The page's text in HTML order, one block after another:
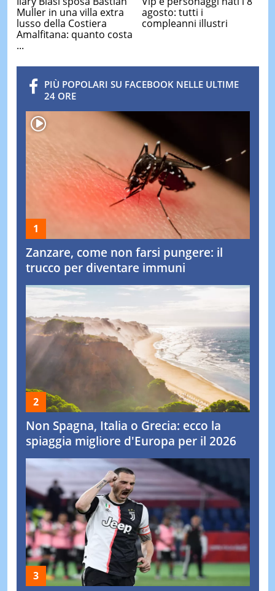
Muller in una villa extra
lusso della Costiera
Amalfitana: quanto costa
...
agosto: tutti i
compleanni illustri
PIÙ POPOLARI SU FACEBOOK NELLE ULTIME
24 ORE
Zanzare, come non farsi pungere: il
trucco per diventare immuni
Non Spagna, Italia o Grecia: ecco la
spiaggia migliore d'Europa per il 2026